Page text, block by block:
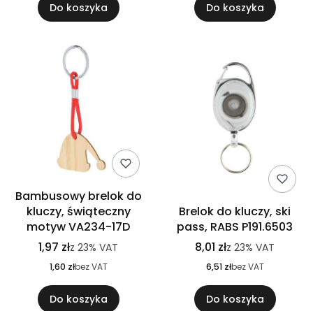
Do koszyka Do koszyka
Bambusowy brelok do
kluczy, świąteczny
motyw VA234-17D
1,97 złz 23% VAT
1,60 złbez VAT
Do koszyka
Brelok do kluczy, ski
pass, RABS P191.6503
8,01 złz 23% VAT
6,51 złbez VAT
Do koszyka